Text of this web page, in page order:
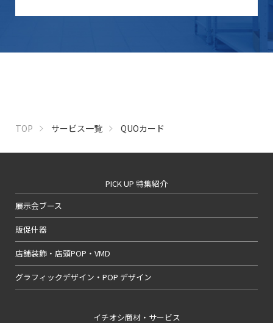
TOP サービス一覧 QUOカード
PICK UP 特集紹介
展示会ブース
販促什器
店舗装飾・店頭POP・VMD
グラフィックデザイン・POP デザイン
イチオシ商材・サービス